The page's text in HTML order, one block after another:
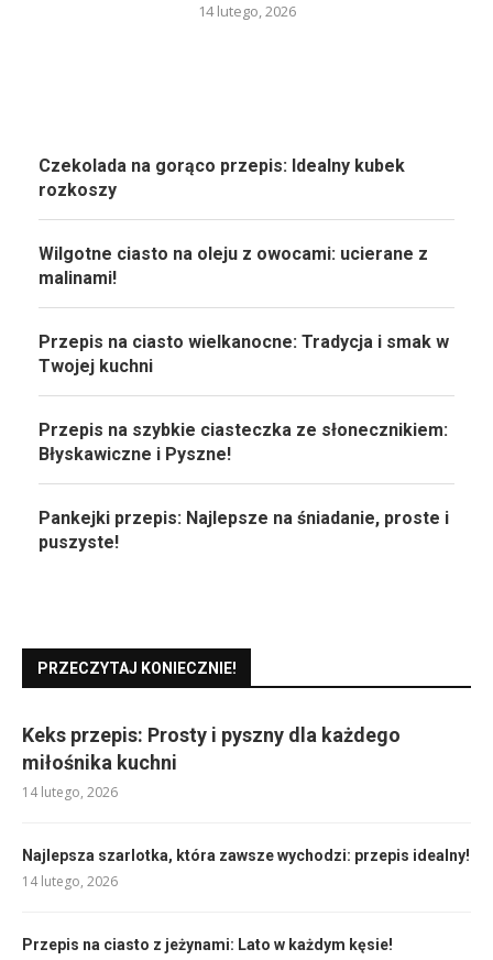
14 lutego, 2026
Czekolada na gorąco przepis: Idealny kubek
rozkoszy
Wilgotne ciasto na oleju z owocami: ucierane z
malinami!
Przepis na ciasto wielkanocne: Tradycja i smak w
Twojej kuchni
Przepis na szybkie ciasteczka ze słonecznikiem:
Błyskawiczne i Pyszne!
Pankejki przepis: Najlepsze na śniadanie, proste i
puszyste!
PRZECZYTAJ KONIECZNIE!
Keks przepis: Prosty i pyszny dla każdego
miłośnika kuchni
14 lutego, 2026
Najlepsza szarlotka, która zawsze wychodzi: przepis idealny!
14 lutego, 2026
Przepis na ciasto z jeżynami: Lato w każdym kęsie!